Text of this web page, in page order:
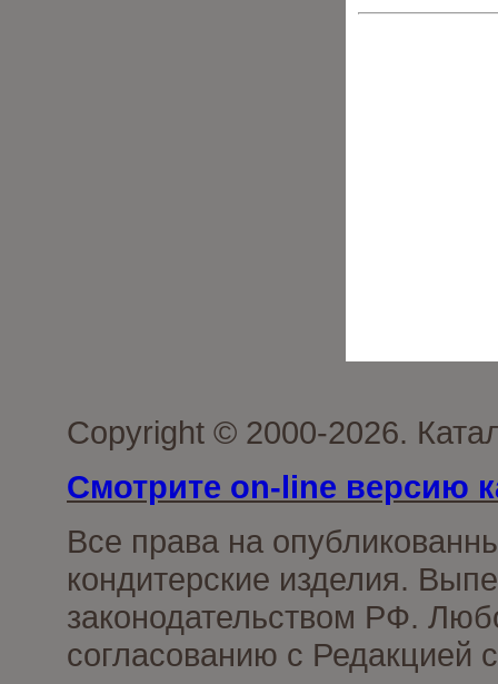
Copyright © 2000-2026.
Смотрите on-line версию
Все права на
кондитерские изделия.
законодательством РФ.
согласованию с Редакцией